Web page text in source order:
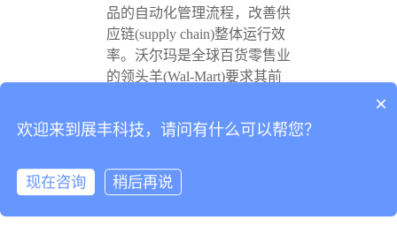
品的自动化管理流程，改善供
应链(supply chain)整体运行效
率。沃尔玛是全球百货零售业
的领头羊(Wal-Mart)要求其前
让这个小芯片瞬间成为炙手可
热的明星。根据Wal-Mart的
美元，减少5%的公司库存和
×
欢迎来到展丰科技，请问有什么可以帮您？
现在咨询 稍后再说